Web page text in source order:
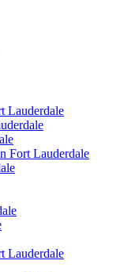
Lauderdale
Fort Lauderdale
Lauderdale